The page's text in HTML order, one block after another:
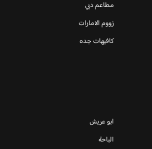
مطاعم دبي
زووم الامارات
كافيهات جده
ابو عريش
الباحة